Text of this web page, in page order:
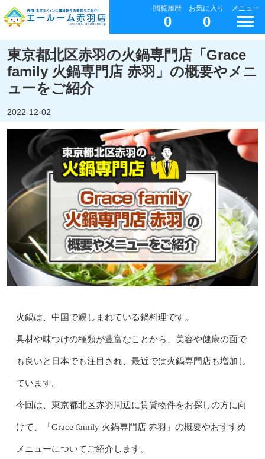
閲覧履歴
0
お気に入り
0
メニュー
東京都北区赤羽の火鍋専門店「Grace
family 火鍋専門店 赤羽」の概要やメニ
ューをご紹介
2022-12-02
火鍋は、中国で親しまれている鍋料理です。
具材や味つけの種類が豊富なことから、美容や健康の面で
も良いと日本でも注目され、最近では火鍋専門店も増加し
ています。
今回は、東京都北区赤羽周辺に賃貸物件をお探しの方に向
けて、「Grace family 火鍋専門店 赤羽」の概要やおすすめ
メニューについてご紹介します。